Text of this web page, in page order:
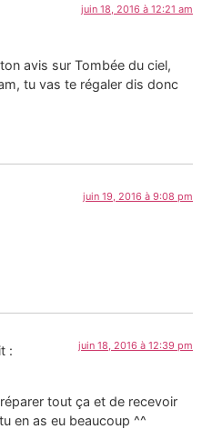
juin 18, 2016 à 12:21 am
avis sur Tombée du ciel,
tu vas te régaler dis donc
juin 19, 2016 à 9:08 pm
: juin 18, 2016 à 12:39 pm
tout ça et de recevoir
en as eu beaucoup ^^